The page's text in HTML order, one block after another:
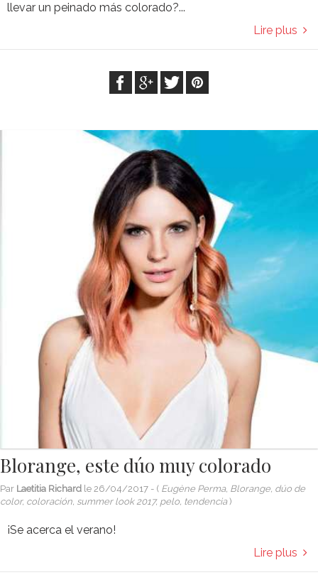
llevar un peinado más colorado?...
Lire plus
Blorange, este dúo muy colorado
Par Laetitia Richard le 26/04/2017 - ( Eugène Perma, Blorange, dúo de
color, coloración, summer look 2017, pelo, tendencia)
¡Se acerca el verano!
Lire plus